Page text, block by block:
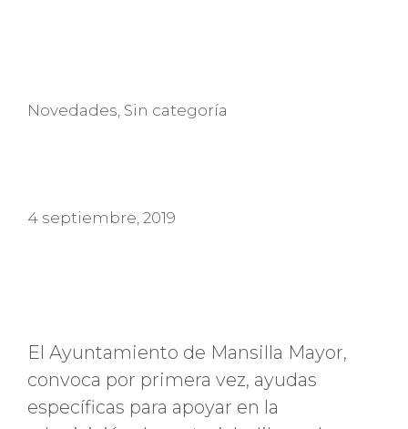
Categorías
Novedades Sin categoría
4 septiembre, 2019
El Ayuntamiento de Mansilla Mayor,
convoca por primera vez, ayudas
específicas para apoyar en la